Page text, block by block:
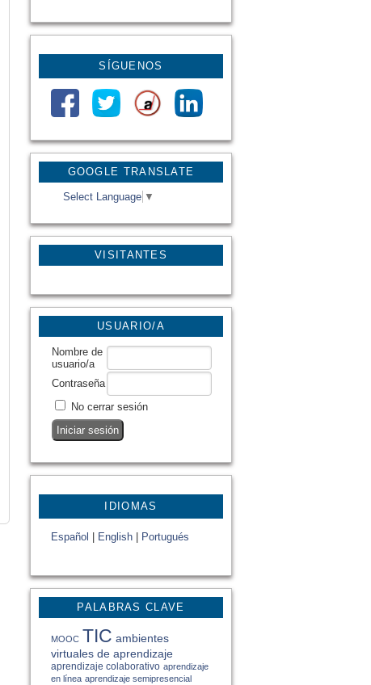
GOOGLE TRANSLATE
Select Language ▼
VISITANTES
SÍGUENOS
USUARIO/A
Nombre de
usuario/a
Contraseña
No cerrar sesión
IDIOMAS
Español English Portugués
PALABRAS CLAVE
MOOC TIC ambientes
virtuales de aprendizaje
aprendizaje colaborativo aprendizaje
en línea aprendizaje semipresencial